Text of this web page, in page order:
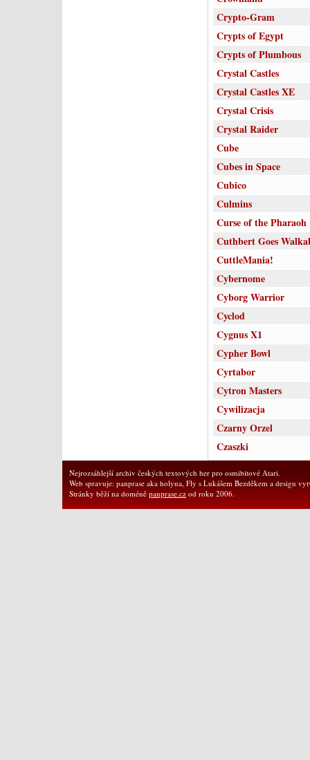
Crypto-Gram
Crypts of Egypt
Crypts of Plumbous
Crystal Castles
Crystal Castles XE
Crystal Crisis
Crystal Raider
Cube
Cubes in Space
Cubico
Culmins
Curse of the Pharaoh
Cuthbert Goes
CuttleMania!
Cybernome
Cyborg Warrior
Cyclod
Cygnus X1
Cypher Bowl
Cyrtabor
Cytron Masters
Cywilizacja
Czarny Orzel
Czaszki
Nejrozsáhlejší archiv českých textových her pro osmibitové Atari.
Web spravuje: panprase aka holyna, Fly s Lukášem Bezděkem a design
Stránky běží na doméně panprase.cz od roku 2006.